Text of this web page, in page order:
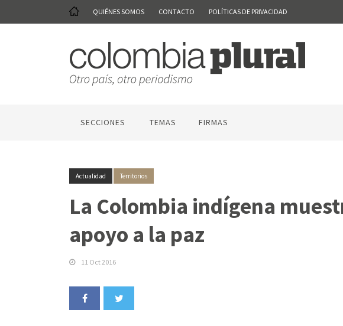
QUIÉNES SOMOS CONTACTO POLÍTICAS DE PRIVACIDAD
SECCIONES TEMAS FIRMAS
Actualidad Territorios
La Colombia indígena
apoyo a la paz
11 Oct 2016